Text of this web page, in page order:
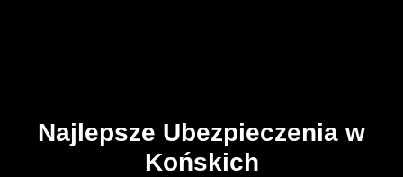
Najlepsze Ubezpieczenia w
Końskich